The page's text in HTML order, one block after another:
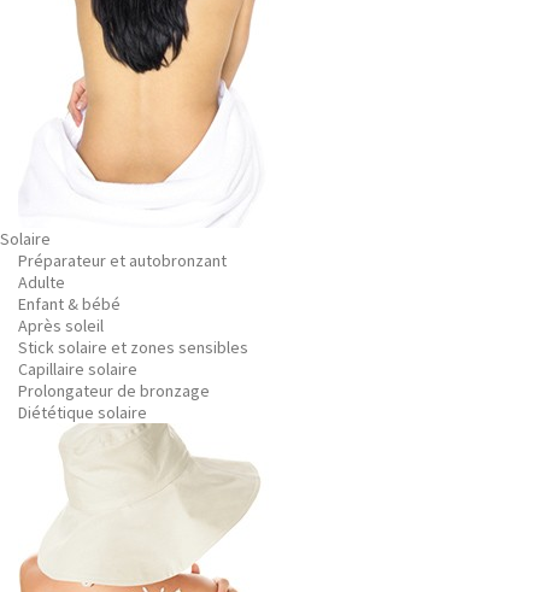
Solaire
Préparateur et autobronzant
Adulte
Enfant & bébé
Après soleil
Stick solaire et zones sensibles
Capillaire solaire
Prolongateur de bronzage
Diététique solaire